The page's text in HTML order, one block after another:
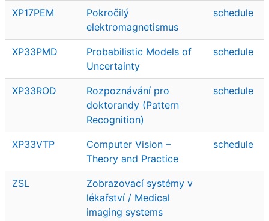
XP17PEM
Pokročilý
elektromagnetismus
schedule
XP33PMD
Probabilistic Models of
Uncertainty
schedule
XP33ROD
Rozpoznávání pro
doktorandy (Pattern
Recognition)
schedule
XP33VTP
Computer Vision –
Theory and Practice
schedule
ZSL
Zobrazovací systémy v
lékařství / Medical
imaging systems